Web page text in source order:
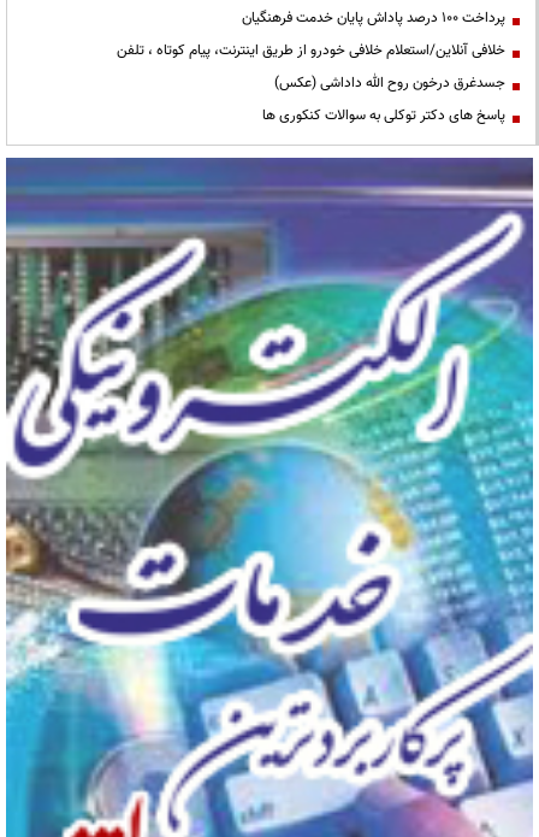
پرداخت ۱۰۰ درصد پاداش پایان خدمت فرهنگیان
خلافی آنلاین/استعلام خلافی خودرو از طریق اینترنت، پیام کوتاه ، تلفن
جسدغرق درخون روح الله داداشی (عکس)
پاسخ های دکتر توکلی به سوالات کنکوری ها